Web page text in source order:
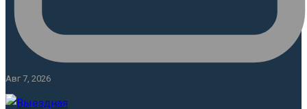
Авг 7, 2026